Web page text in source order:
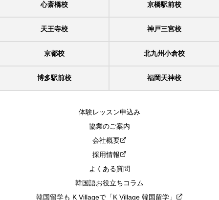
心斎橋校 京橋駅前校
天王寺校 神戸三宮校
京都校 北九州小倉校
博多駅前校 福岡天神校
体験レッスン申込み
協業のご案内
会社概要
採用情報
よくある質問
韓国語お役立ちコラム
韓国留学も K Villageで「K Village 韓国留学」